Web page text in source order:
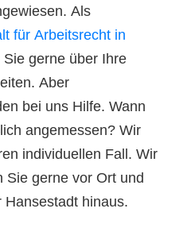
Als
für Arbeitsrecht in
Sie gerne über Ihre
Aber
bei uns Hilfe. Wann
angemessen? Wir
individuellen Fall. Wir
Sie gerne vor Ort und
Hansestadt hinaus.